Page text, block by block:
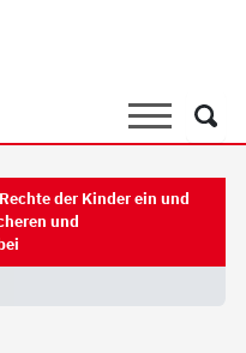
SucheSuche
der Kinder ein und
und